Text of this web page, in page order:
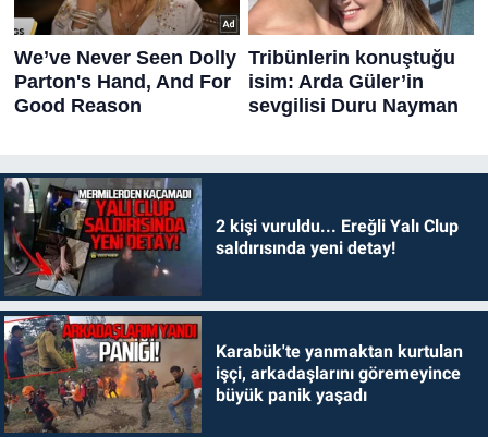
2 kişi vuruldu... Ereğli Yalı Clup
saldırısında yeni detay!
Karabük'te yanmaktan kurtulan
işçi, arkadaşlarını göremeyince
büyük panik yaşadı